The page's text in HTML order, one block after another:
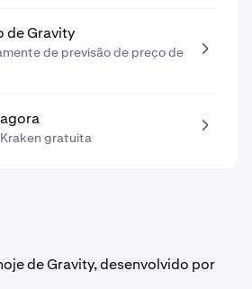
de Gravity
de previsão de preço de
gratuita
de Gravity, desenvolvido por